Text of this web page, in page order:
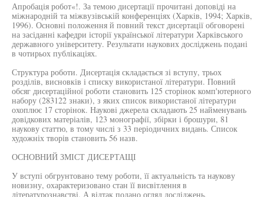
Апробація робот«!. За темою дисертації прочитані доповіді на
міжнародній та міжвузівській конференціях (Харків, 1994; Харків,
1996). Основні положення й повний текст дисертації обговорені
на засіданні кафедри історії української літератури Харківського
державного університету. Результати наукових досліджень подані
в чотирьох публікаціях.
Структура роботи. Дисертація складається зі вступу, трьох
розділів, висновків і списку використаної літератури. Повний
обсяг дисертаційної роботи становить 125 сторінок комп'ютерного
набору (283122 знаки), з яких список використаної літератури
охоплює 17 сторінок. Наукові джерела складають 25 найменувань
довідкових матеріалів, 123 монографії, збірки і брошури, 81
наукову статтю, в тому числі з 33 періодичних видань. Список
художніх творів становить 56 назв.
ОСНОВНИЙ ЗМІСТ ДИСЕРТАЩІ
У вступі обгрунтовано тему роботи, її актуальність та наукову
новизну, охарактеризовано стан її висвітлення в
літературознавстві. А відтак подано огляд досліджень,